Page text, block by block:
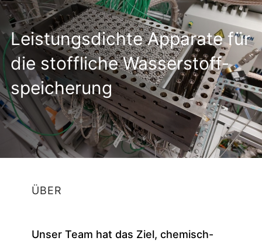
Leistungs­dichte Apparate für
die stoff­liche Wasser­stoff­
speicherung
ÜBER
Unser Team hat das Ziel, chemisch-